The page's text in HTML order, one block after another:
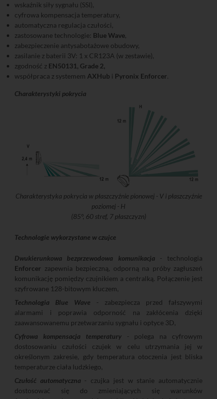
wskaźnik siły sygnału (SSI),
cyfrowa kompensacja temperatury,
automatyczna regulacja czułości,
zastosowane technologie: Blue Wave,
zabezpieczenie antysabotażowe obudowy,
zasilanie z baterii 3V: 1 x CR123A (w zestawie),
zgodność z EN50131, Grade 2,
współpraca z systemem AXHub i Pyronix Enforcer.
Charakterystyki pokrycia
Charakterystyka pokrycia w płaszczyźnie pionowej - V i płaszczyźnie
poziomej - H
(85°, 60 stref, 7 płaszczyzn)
Technologie wykorzystane w czujce
Dwukierunkowa bezprzewodowa komunikacja- technologia
Enforcer zapewnia bezpieczną, odporną na próby zagłuszeń
komunikację pomiędzy czujnikiem a centralką. Połączenie jest
szyfrowane 128-bitowym kluczem,
Technologia Blue Wave - zabezpiecza przed fałszywymi
alarmami i poprawia odporność na zakłócenia dzięki
zaawansowanemu przetwarzaniu sygnału i optyce 3D,
Cyfrowa kompensacja temperatury- polega na cyfrowym
dostosowaniu czułości czujek w celu utrzymania jej w
określonym zakresie, gdy temperatura otoczenia jest bliska
temperaturze ciała ludzkiego,
Czułość automatyczna- czujka jest w stanie automatycznie
dostosować się do zmieniających się warunków